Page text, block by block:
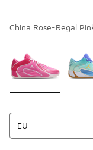
China Rose-Regal